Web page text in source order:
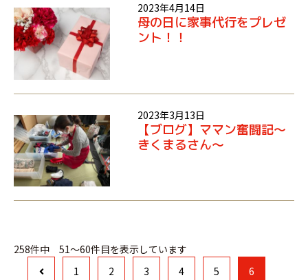
2023年4月14日
母の日に家事代行をプレゼ
ント！！
2023年3月13日
【ブログ】ママン奮闘記～
きくまるさん～
258件中 51～60件目を表示しています
1
2 3 4 5
6